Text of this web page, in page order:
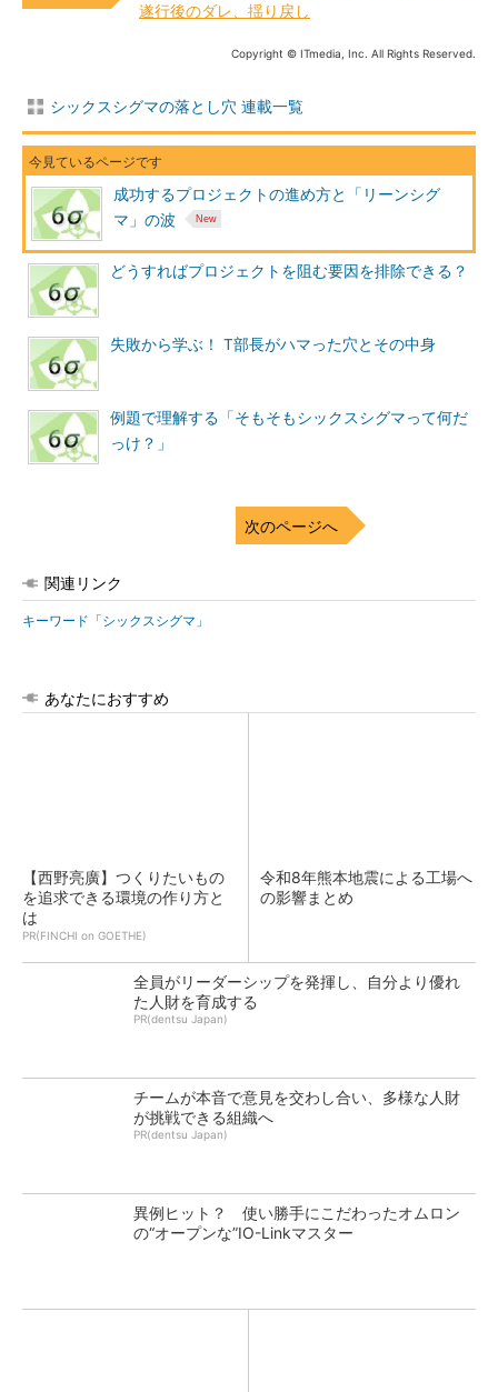
遂行後のダレ、揺り戻し
Copyright © ITmedia, Inc. All Rights Reserved.
シックスシグマの落とし穴 連載一覧
成功するプロジェクトの進め方と「リーンシグ
マ」の波
どうすればプロジェクトを阻む要因を排除できる？
失敗から学ぶ！ T部長がハマった穴とその中身
例題で理解する「そもそもシックスシグマって何だ
っけ？」
次のページへ
関連リンク
キーワード「シックスシグマ」
あなたにおすすめ
【西野亮廣】つくりたいもの
を追求できる環境の作り方と
は
PR(FINCHI on GOETHE)
令和8年熊本地震による工場へ
の影響まとめ
全員がリーダーシップを発揮し、自分より優れ
た人財を育成する
PR(dentsu Japan)
チームが本音で意見を交わし合い、多様な人財
が挑戦できる組織へ
PR(dentsu Japan)
異例ヒット？ 使い勝手にこだわったオムロン
の“オープンな”IO-Linkマスター